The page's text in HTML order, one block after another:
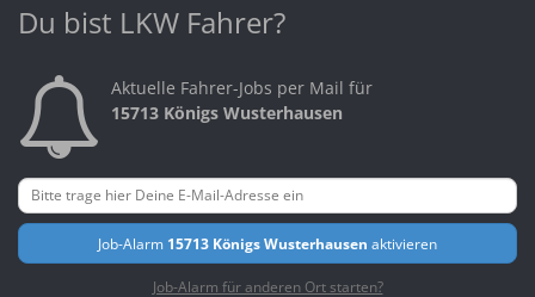
Du bist LKW Fahrer?
Aktuelle Fahrer-Jobs per Mail für
15713 Königs Wusterhausen
Job-Alarm 15713 Königs Wusterhausen aktivieren
Job-Alarm für anderen Ort starten?